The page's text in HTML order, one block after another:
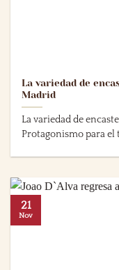
La variedad de
Madrid
La variedad de
Protagonismo para el
21
Nov